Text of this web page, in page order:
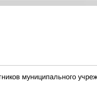
муниципального